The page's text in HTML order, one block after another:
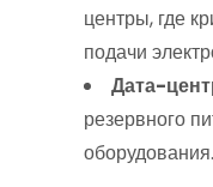
центры, где
подачи
Дата-
резервного
оборудования.